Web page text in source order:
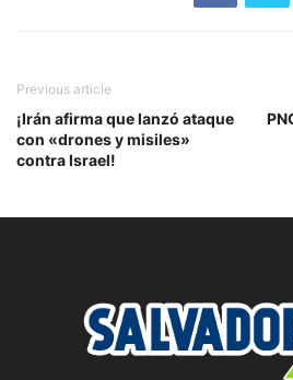
Previous article
¡Irán afirma que lanzó ataque
con «drones y misiles»
contra Israel!